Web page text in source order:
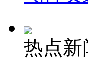
热点新